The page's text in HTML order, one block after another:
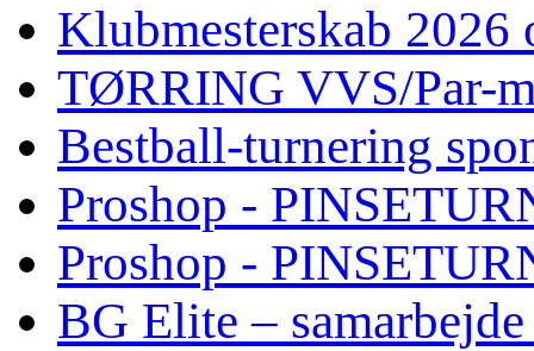
Klubmesterskab
TØRRING VVS/Par-
Bestball-turnering
Proshop -
Proshop -
BG Elite –